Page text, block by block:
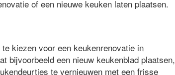
of een nieuwe keuken laten plaatsen.
kiezen voor een keukenrenovatie in
bijvoorbeeld een nieuw keukenblad plaatsen,
te vernieuwen met een frisse